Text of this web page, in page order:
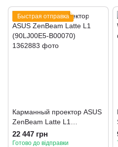
Быстрая отправка
Карманный проектор ASUS
ZenBeam Latte L1
(90LJ00E5-B00070)
22 447 грн
Готово до відправки